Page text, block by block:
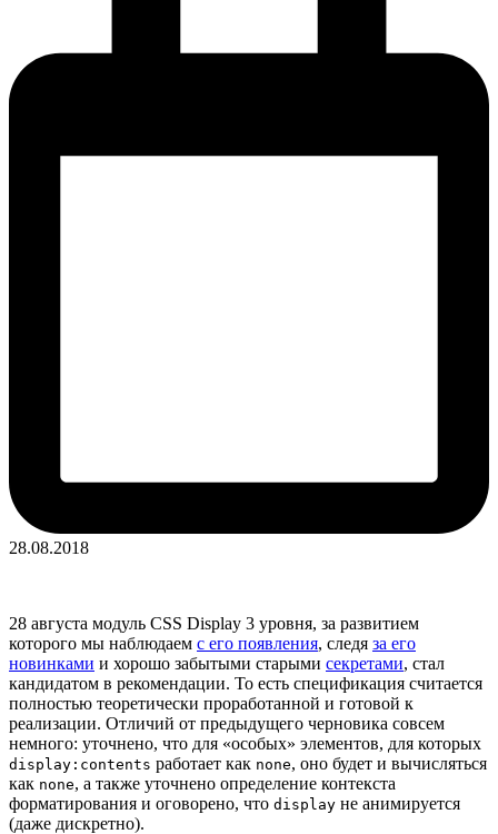
28.08.2018
28 августа модуль CSS Display 3 уровня, за развитием
которого мы наблюдаем с его появления, следя за его
новинками и хорошо забытыми старыми секретами, стал
кандидатом в рекомендации. То есть спецификация считается
полностью теоретически проработанной и готовой к
реализации. Отличий от предыдущего черновика совсем
немного: уточнено, что для «особых» элементов, для которых
display:contents работает как none, оно будет и вычисляться
как none, а также уточнено определение контекста
форматирования и оговорено, что display не анимируется
(даже дискретно).